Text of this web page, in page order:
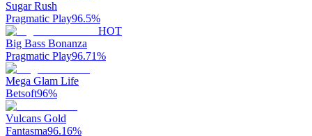
Sugar Rush
Pragmatic Play96.5%
HOT
Big Bass Bonanza
Pragmatic Play96.71%
Mega Glam Life
Betsoft96%
Vulcans Gold
Fantasma96.16%